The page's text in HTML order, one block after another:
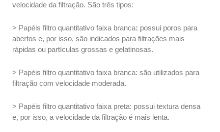
velocidade da filtração. São três tipos:
> Papéis filtro quantitativo faixa branca: possui poros para
abertos e, por isso, são indicados para filtrações mais
rápidas ou partículas grossas e gelatinosas.
> Papéis filtro quantitativo faixa branca: são utilizados para
filtração com velocidade moderada.
> Papéis filtro quantitativo faixa preta: possui textura densa
e, por isso, a velocidade da filtração é mais lenta.